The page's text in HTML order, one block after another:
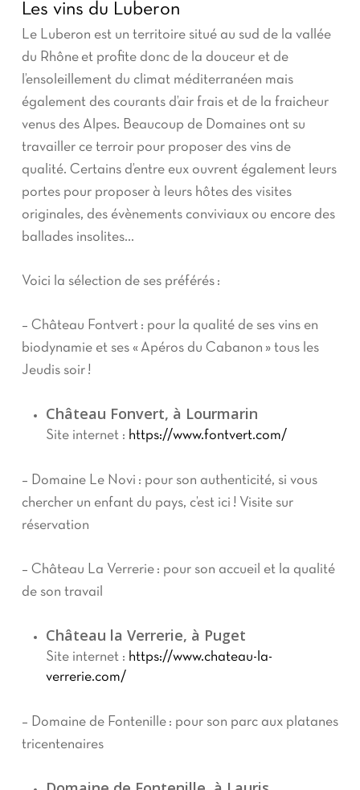
Les vins du Luberon
Le Luberon est un territoire situé au sud de la vallée
du Rhône et profite donc de la douceur et de
l’ensoleillement du climat méditerranéen mais
également des courants d’air frais et de la fraicheur
venus des Alpes. Beaucoup de Domaines ont su
travailler ce terroir pour proposer des vins de
qualité. Certains d’entre eux ouvrent également leurs
portes pour proposer à leurs hôtes des visites
originales, des évènements conviviaux ou encore des
ballades insolites…
Voici la sélection de ses préférés :
– Château Fontvert : pour la qualité de ses vins en
biodynamie et ses « Apéros du Cabanon » tous les
Jeudis soir !
Château Fonvert, à Lourmarin
Site internet : https://www.fontvert.com/
– Domaine Le Novi : pour son authenticité, si vous
chercher un enfant du pays, c’est ici ! Visite sur
réservation
– Château La Verrerie : pour son accueil et la qualité
de son travail
Château la Verrerie, à Puget
Site internet : https://www.chateau-la-
verrerie.com/
– Domaine de Fontenille : pour son parc aux platanes
tricentenaires